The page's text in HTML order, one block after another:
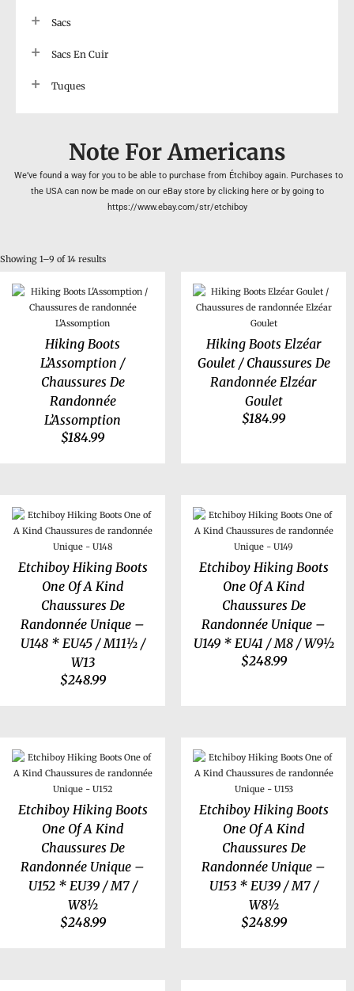
Note For Americans
We’ve found a way for you to be able to purchase from Étchiboy again. Purchases to
the USA can now be made on our eBay store by clicking here or by going to
https://www.ebay.com/str/etchiboy
Showing 1–9 of 14 results
Hiking Boots
L’Assomption /
Chaussures De
Randonnée
L’Assomption
$184.99
Hiking Boots Elzéar
Goulet / Chaussures De
Randonnée Elzéar
Goulet
$184.99
Etchiboy Hiking Boots
One Of A Kind
Chaussures De
Randonnée Unique –
U148 * EU45 / M11½ /
W13
$248.99
Etchiboy Hiking Boots
One Of A Kind
Chaussures De
Randonnée Unique –
U149 * EU41 / M8 / W9½
$248.99
Etchiboy Hiking Boots
One Of A Kind
Chaussures De
Randonnée Unique –
U152 * EU39 / M7 /
W8½
$248.99
Etchiboy Hiking Boots
One Of A Kind
Chaussures De
Randonnée Unique –
U153 * EU39 / M7 /
W8½
$248.99
Sacs
Sacs En Cuir
Tuques